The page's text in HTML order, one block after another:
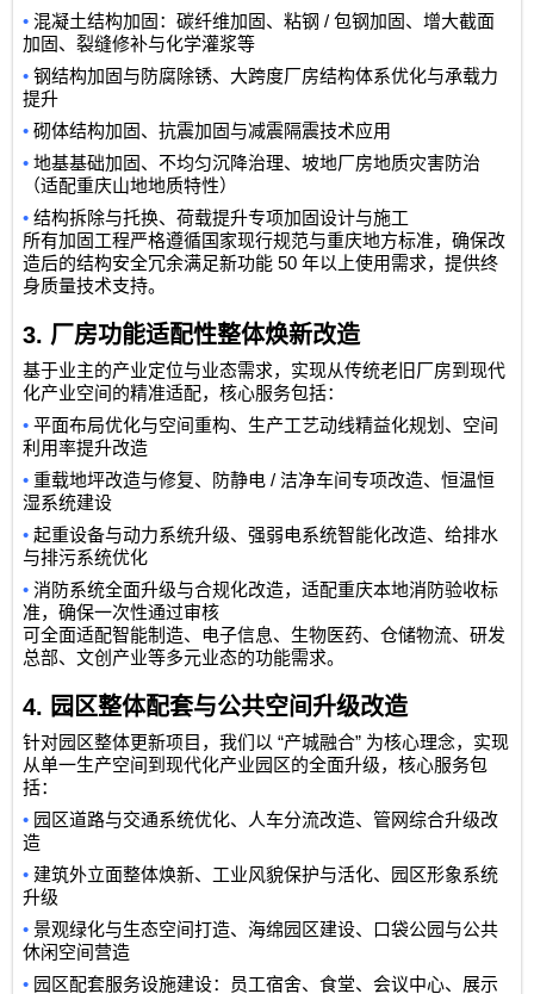
•混凝土结构加固：碳纤维加固、粘钢 /包钢加固、增大截面
加固、裂缝修补与化学灌浆等
•钢结构加固与防腐除锈、大跨度厂房结构体系优化与承载力
提升
•砌体结构加固、抗震加固与减震隔震技术应用
•地基基础加固、不均匀沉降治理、坡地厂房地质灾害防治
（适配重庆山地地质特性）
•结构拆除与托换、荷载提升专项加固设计与施工
所有加固工程严格遵循国家现行规范与重庆地方标准，确保改
造后的结构安全冗余满足新功能 50年以上使用需求，提供终
身质量技术支持。
3. 厂房功能适配性整体焕新改造
基于业主的产业定位与业态需求，实现从传统老旧厂房到现代
化产业空间的精准适配，核心服务包括：
•平面布局优化与空间重构、生产工艺动线精益化规划、空间
利用率提升改造
•重载地坪改造与修复、防静电 /洁净车间专项改造、恒温恒
湿系统建设
•起重设备与动力系统升级、强弱电系统智能化改造、给排水
与排污系统优化
•消防系统全面升级与合规化改造，适配重庆本地消防验收标
准，确保一次性通过审核
可全面适配智能制造、电子信息、生物医药、仓储物流、研发
总部、文创产业等多元业态的功能需求。
4. 园区整体配套与公共空间升级改造
针对园区整体更新项目，我们以 “产城融合” 为核心理念，实现
从单一生产空间到现代化产业园区的全面升级，核心服务包
括：
• 园区道路与交通系统优化、人车分流改造、管网综合升级改
造
• 建筑外立面整体焕新、工业风貌保护与活化、园区形象系统
升级
•景观绿化与生态空间打造、海绵园区建设、口袋公园与公共
休闲空间营造
• 园区配套服务设施建设：员工宿舍、食堂、会议中心、展示